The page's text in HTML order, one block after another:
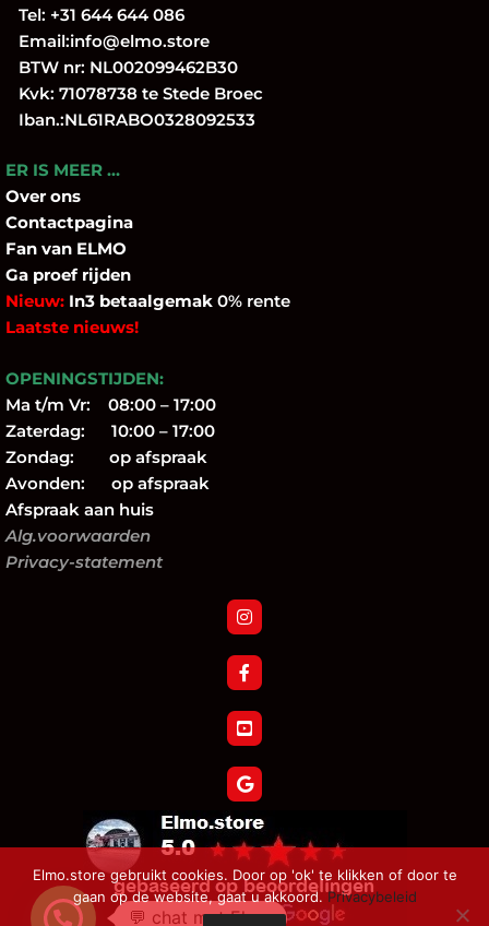
Tel: +31 644 644 086
Email:info@elmo.store
BTW nr: NL002099462B30
Kvk: 71078738 te Stede Broec
Iban.:NL61RABO0328092533
ER IS MEER …
Over ons
Contactpagina
Fan van ELMO
Ga proef rijden
Nieuw: In3 betaalgemak 0% rente
Laatste nieuws!
OPENINGSTIJDEN:
Ma t/m Vr: 08:00 – 17:00
Zaterdag: 10:00 – 17:00
Zondag: op afspraak
Avonden: op afspraak
Afspraak aan huis
Alg.voorwaarden
Privacy-statement
💬 chat met Elmo
Elmo.store gebruikt cookies. Door op 'ok' te klikken of door te
gaan op de website, gaat u akkoord.Privacybeleid